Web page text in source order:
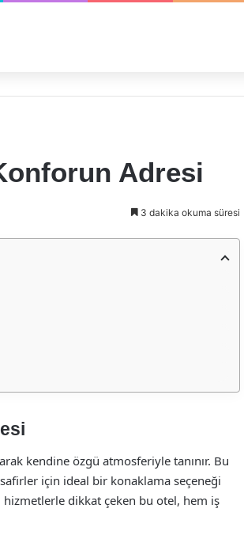
Adresi
3 dakika okuma süresi
kendine özgü atmosferiyle tanınır. Bu
için ideal bir konaklama seçeneği
dikkat çeken bu otel, hem iş